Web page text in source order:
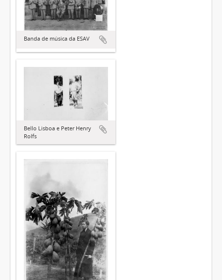
Banda de música da ESAV
Bello Lisboa e Peter Henry
Rolfs